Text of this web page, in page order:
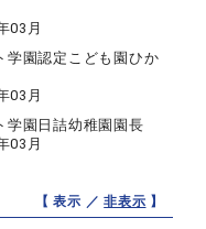
03月
学園認定こども園ひか
03月
学園日詰幼稚園園長
03月
【 表示 ／非表示 】